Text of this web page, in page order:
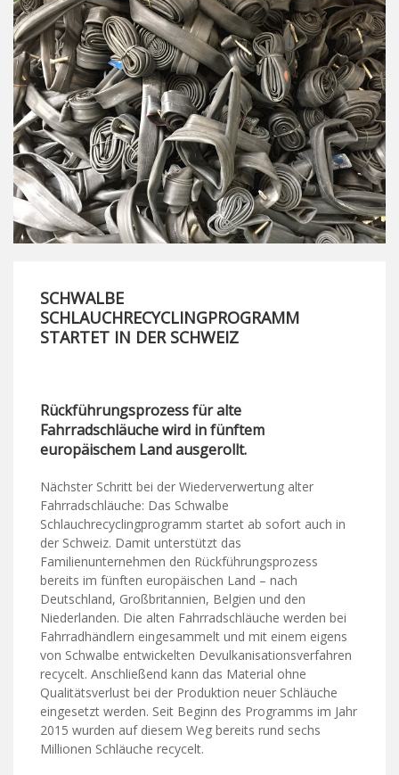
SCHWALBE
SCHLAUCHRECYCLINGPROGRAMM
STARTET IN DER SCHWEIZ
Rückführungsprozess für alte
Fahrradschläuche wird in fünftem
europäischem Land ausgerollt.
Nächster Schritt bei der Wiederverwertung alter
Fahrradschläuche: Das Schwalbe
Schlauchrecyclingprogramm startet ab sofort auch in
der Schweiz. Damit unterstützt das
Familienunternehmen den Rückführungsprozess
bereits im fünften europäischen Land – nach
Deutschland, Großbritannien, Belgien und den
Niederlanden. Die alten Fahrradschläuche werden bei
Fahrradhändlern eingesammelt und mit einem eigens
von Schwalbe entwickelten Devulkanisationsverfahren
recycelt. Anschließend kann das Material ohne
Qualitätsverlust bei der Produktion neuer Schläuche
eingesetzt werden. Seit Beginn des Programms im Jahr
2015 wurden auf diesem Weg bereits rund sechs
Millionen Schläuche recycelt.